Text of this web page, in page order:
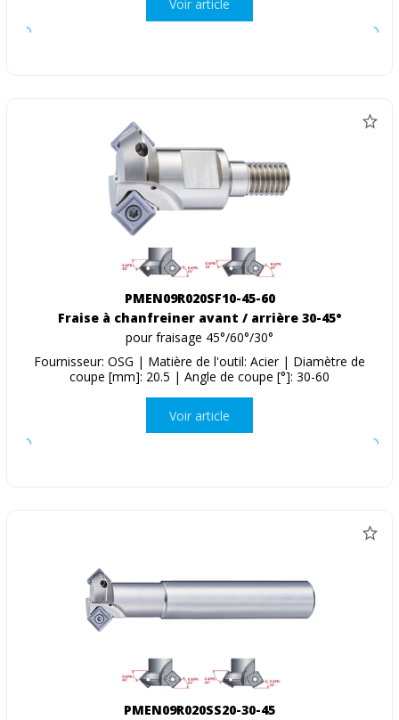
Voir article
PMEN09R020SF10-45-60
Fraise à chanfreiner avant / arrière 30-45°
pour fraisage 45°/60°/30°
Fournisseur: OSG | Matière de l'outil: Acier | Diamètre de
coupe [mm]: 20.5 | Angle de coupe [°]: 30-60
Voir article
PMEN09R020SS20-30-45